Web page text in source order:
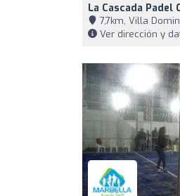
La Cascada Padel
7,7km, Villa
Ver dirección y